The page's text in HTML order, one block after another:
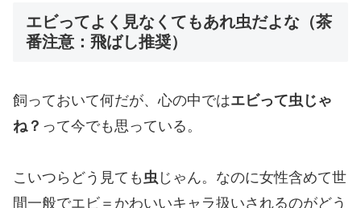
エビってよく見なくてもあれ虫だよな（茶
番注意：飛ばし推奨）
飼っておいて何だが、心の中ではエビって虫じゃ
ね？ って今でも思っている。
こいつらどう見ても 虫 じゃん。なのに女性含めて世
間一般でエビ＝かわいいキャラ扱いされるのがどう